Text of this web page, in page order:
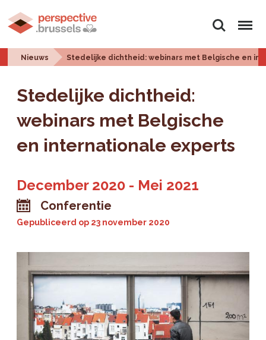
Zoeken Menu
Nieuws Stedelijke dichtheid: webinars met Belgische en
Stedelijke dichtheid:
webinars met Belgische
en internationale experts
December 2020 - Mei 2021
Conferentie
Gepubliceerd op 23 november 2020